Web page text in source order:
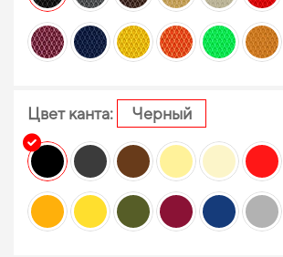
Цвет канта: Черный